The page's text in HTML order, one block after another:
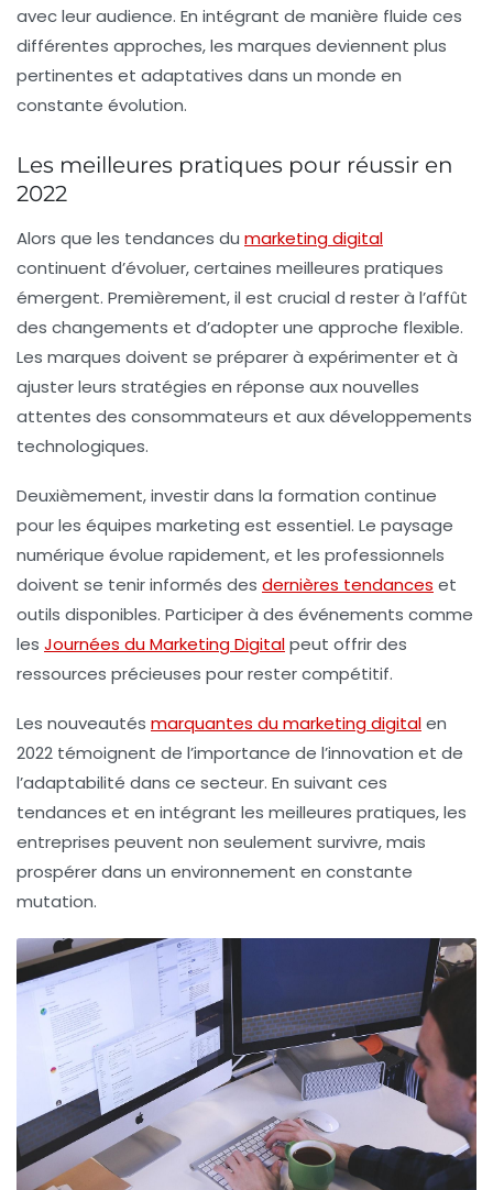
avec leur audience. En intégrant de manière fluide ces
différentes approches, les marques deviennent plus
pertinentes et adaptatives dans un monde en
constante évolution.
Les meilleures pratiques pour réussir en
2022
Alors que les tendances du marketing digital
continuent d’évoluer, certaines meilleures pratiques
émergent. Premièrement, il est crucial d rester à l’affût
des changements et d’adopter une approche flexible.
Les marques doivent se préparer à expérimenter et à
ajuster leurs stratégies en réponse aux nouvelles
attentes des consommateurs et aux développements
technologiques.
Deuxièmement, investir dans la formation continue
pour les équipes marketing est essentiel. Le paysage
numérique évolue rapidement, et les professionnels
doivent se tenir informés des dernières tendances et
outils disponibles. Participer à des événements comme
les Journées du Marketing Digitalpeut offrir des
ressources précieuses pour rester compétitif.
Les nouveautés marquantes du marketing digitalen
2022 témoignent de l’importance de l’innovation et de
l’adaptabilité dans ce secteur. En suivant ces
tendances et en intégrant les meilleures pratiques, les
entreprises peuvent non seulement survivre, mais
prospérer dans un environnement en constante
mutation.